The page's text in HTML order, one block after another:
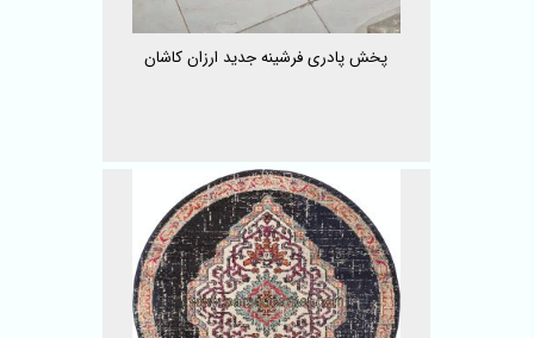
پخش پادری فرشینه جدید ارزان کاشان